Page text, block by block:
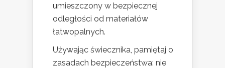
umieszczony w bezpiecznej
odległości od materiałów
łatwopalnych.
Używając świecznika, pamiętaj o
zasadach bezpieczeństwa: nie